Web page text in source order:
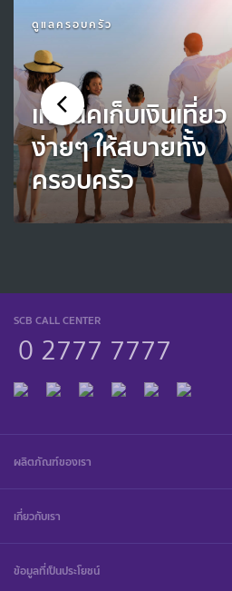
ดูแลครอบครัว
เทคนิคเก็บเงินเที่ยว
ง่ายๆ ให้สบายทั้ง
ครอบครัว
SCB CALL CENTER
0 2777 7777
ผลิตภัณฑ์ของเรา
เกี่ยวกับเรา
ข้อมูลที่เป็นประโยชน์